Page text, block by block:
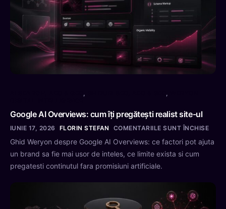
, ,
Google AI Overviews: cum îți pregătești realist site-ul
IUNIE 17, 2026 FLORIN STEFAN COMENTARIILE SUNT ÎNCHISE
Ghid Weryon despre Google AI Overviews: ce factori pot ajuta
un brand sa fie mai usor de inteles, ce limite exista si cum
pregatesti continutul fara promisiuni artificiale.